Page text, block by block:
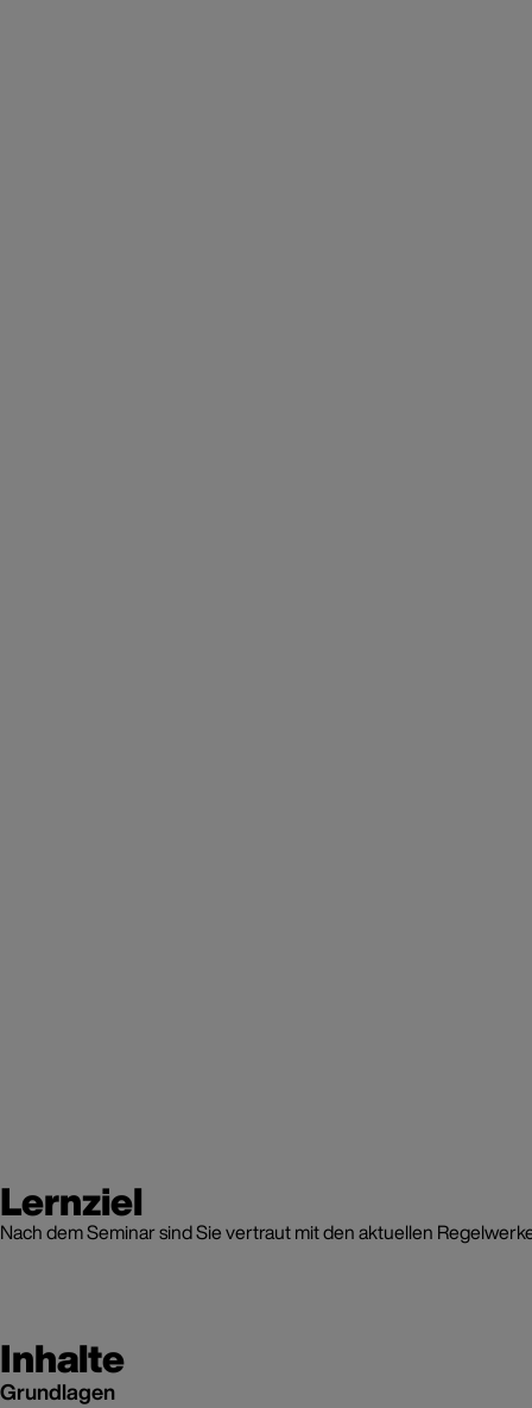
Lernziel
Nach dem Seminar sind Sie vertraut mit den aktuellen
Inhalte
Grundlagen